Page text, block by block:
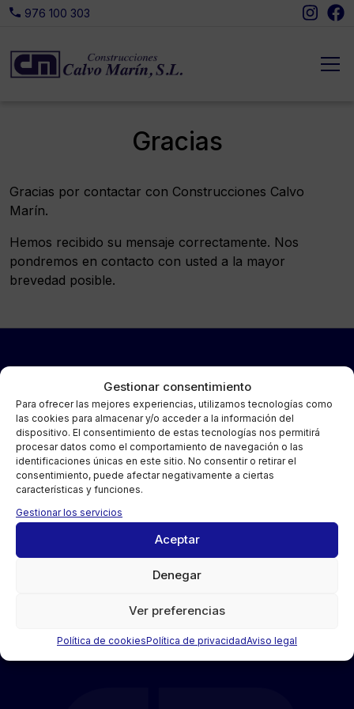
Gestionar consentimiento
Para ofrecer las mejores experiencias, utilizamos tecnologías como
las cookies para almacenar y/o acceder a la información del
dispositivo. El consentimiento de estas tecnologías nos permitirá
procesar datos como el comportamiento de navegación o las
identificaciones únicas en este sitio. No consentir o retirar el
consentimiento, puede afectar negativamente a ciertas
características y funciones.
Gestionar los servicios
Aceptar
Denegar
Ver preferencias
Política de cookiesPolítica de privacidadAviso legal
976 100 303
Gracias
Gracias por contactar con Construcciones Calvo
Marín.
Hemos recibido su mensaje correctamente. Nos
pondremos en contacto con usted a la mayor
brevedad posible.
Polígono Industrial El Borao Norte, 9-C, Alfajarín
976 100 303
Construcción de casas
Reformas integrales
Blog